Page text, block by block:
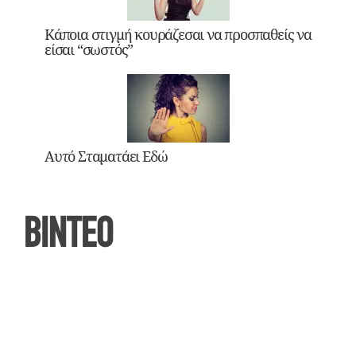
Κάποια στιγμή κουράζεσαι να προσπαθείς να
είσαι “σωστός”
Αυτό Σταματάει Εδώ
ΒΙΝΤΕΟ